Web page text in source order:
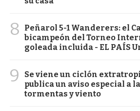
8
Peñarol 5-1 Wanderers: el
bicampeón del Torneo
goleada incluida - EL PAÍS
9
Se viene un ciclón
publica un aviso especial a
tormentas y viento